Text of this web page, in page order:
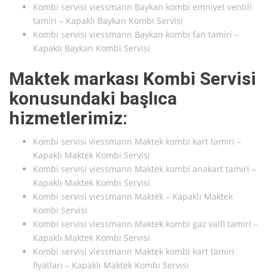
Kombi servisi viessmann Baykan kombi emniyet ventili
tamiri – Kapaklı Baykan Kombi Servisi
Kombi servisi viessmann Baykan kombi fan tamiri –
Kapaklı Baykan Kombi Servisi
Maktek markası Kombi Servisi
konusundaki başlıca
hizmetlerimiz:
Kombi servisi viessmann Maktek kombi kart tamiri –
Kapaklı Maktek Kombi Servisi
Kombi servisi viessmann Maktek kombi anakart tamiri –
Kapaklı Maktek Kombi Servisi
Kombi servisi viessmann Maktek – Kapaklı Maktek
Kombi Servisi
Kombi servisi viessmann Maktek kombi gaz valfi tamiri –
Kapaklı Maktek Kombi Servisi
Kombi servisi viessmann Maktek kombi kart tamiri
fiyatları – Kapaklı Maktek Kombi Servisi